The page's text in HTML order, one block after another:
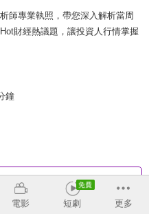
師專業執照，帶您深入解析當周
財經熱議題，讓投資人行情掌握
鐘
電影 短劇 更多